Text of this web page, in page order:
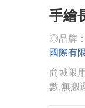
手繪
◎品牌：
國際有
商城限
數,無搬